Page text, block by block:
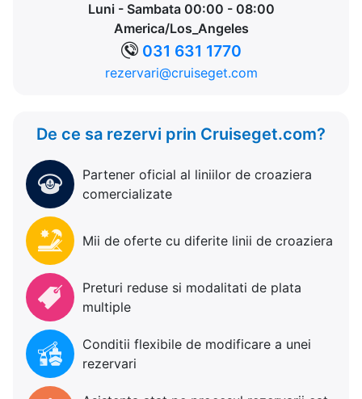
Luni - Sambata 00:00 - 08:00
America/Los_Angeles
031 631 1770
rezervari@cruiseget.com
De ce sa rezervi prin Cruiseget.com?
Partener oficial al liniilor de croaziera
comercializate
Mii de oferte cu diferite linii de croaziera
Preturi reduse si modalitati de plata
multiple
Conditii flexibile de modificare a unei
rezervari